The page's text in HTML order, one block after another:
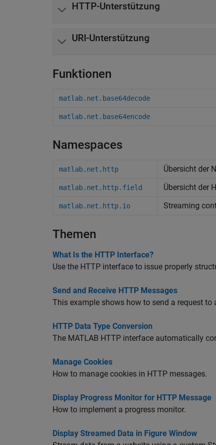
HTTP-Unterstützung
URI-Unterstützung
Funktionen
matlab.net.base64decode
matlab.net.base64encode
Namespaces
matlab.net.http Übersicht der
matlab.net.http.field Übersicht der
matlab.net.http.io Streaming
Themen
What Is the HTTP Interface?
Use the HTTP interface to issue properly
Send and Receive HTTP Messages
This example shows how to send a request
HTTP Data Type Conversion
The MATLAB HTTP interface automatically
Manage Cookies
How to manage cookies in HTTP messages.
Display Progress Monitor for HTTP Message
How to implement a progress monitor.
Display Streamed Data in Figure Window